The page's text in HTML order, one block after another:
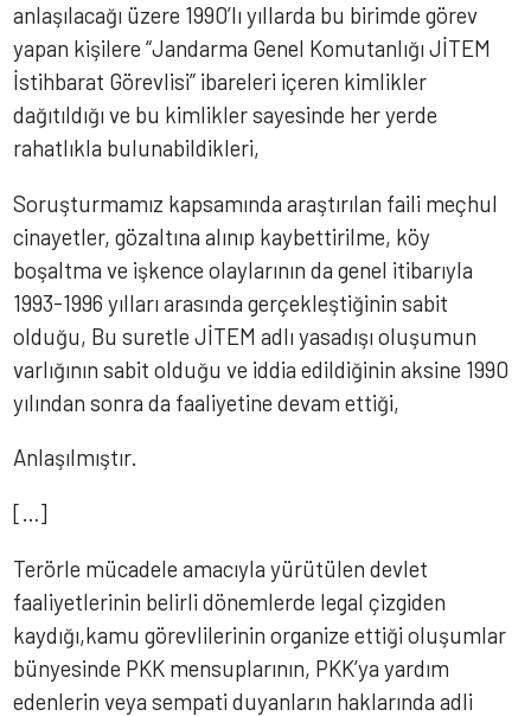
anlaşılacağı üzere 1990’lı yıllarda bu birimde görev
yapan kişilere “Jandarma Genel Komutanlığı JİTEM
İstihbarat Görevlisi” ibareleri içeren kimlikler
dağıtıldığı ve bu kimlikler sayesinde her yerde
rahatlıkla bulunabildikleri,
Soruşturmamız kapsamında araştırılan faili meçhul
cinayetler, gözaltına alınıp kaybettirilme, köy
boşaltma ve işkence olaylarının da genel itibarıyla
1993-1996 yılları arasında gerçekleştiğinin sabit
olduğu, Bu suretle JİTEM adlı yasadışı oluşumun
varlığının sabit olduğu ve iddia edildiğinin aksine 1990
yılından sonra da faaliyetine devam ettiği,
Anlaşılmıştır.
[…]
Terörle mücadele amacıyla yürütülen devlet
faaliyetlerinin belirli dönemlerde legal çizgiden
kaydığı,kamu görevlilerinin organize ettiği oluşumlar
bünyesinde PKK mensuplarının, PKK’ya yardım
edenlerin veya sempati duyanların haklarında adli